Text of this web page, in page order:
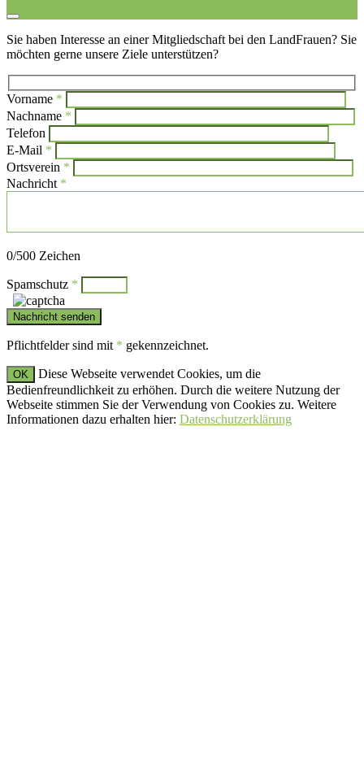
Sie haben Interesse an einer Mitgliedschaft bei den LandFrauen? Sie
möchten gerne unsere Ziele unterstützen?
Vorname *
Nachname *
Telefon
Bitte
E-Mail *
Ortsverein *
Nachricht *
0/500 Zeichen
Spamschutz *
Pflichtfelder sind mit * gekennzeichnet.
OK
Diese Webseite verwendet Cookies, um die
Bedienfreundlichkeit zu erhöhen. Durch die weitere Nutzung der
Webseite stimmen Sie der Verwendung von Cookies zu. Weitere
Informationen dazu erhalten hier: Datenschutzerklärung